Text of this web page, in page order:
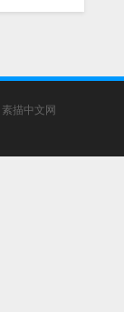
素描中文网